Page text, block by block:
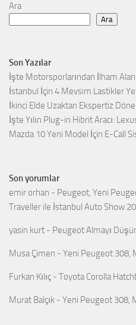
Ara
Ara
Son Yazılar
İşte Motorsporlarından İlham Alan
İstanbul İçin 4 Mevsim Lastikler
İkinci Elde Uzaktan Ekspertiz
İşte Yılın Plug-in Hibrit Aracı:
Mazda 10 Yeni Model İçin E-Call
Son yorumlar
emir orhan - Peugeot, Yeni
Traveller ile İstanbul Auto Show
yasin kurt - Peugeot Almayı
Musa Çimen - Yeni Peugeot 308,
Furkan Kılıç - Toyota Corolla
Murat Balçık - Yeni Peugeot 308,